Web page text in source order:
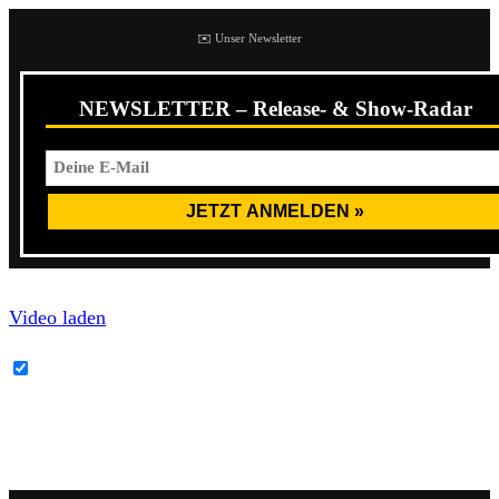
✉️ Unser Newsletter
NEWSLETTER – Release- & Show-Radar
Video laden